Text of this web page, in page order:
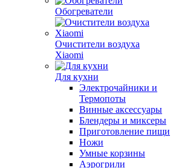
Обогреватели
Очистители воздуха
Xiaomi
Для кухни
Электрочайники и
Термопоты
Винные аксессуары
Блендеры и миксеры
Приготовление пищи
Ножи
Умные корзины
Аэрогрили